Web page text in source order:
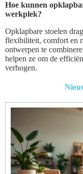
Hoe kunnen
werkplek?
Opklapbare stoelen
flexibiliteit, comfort en
ontwerpen te
helpen ze om de
verhogen.